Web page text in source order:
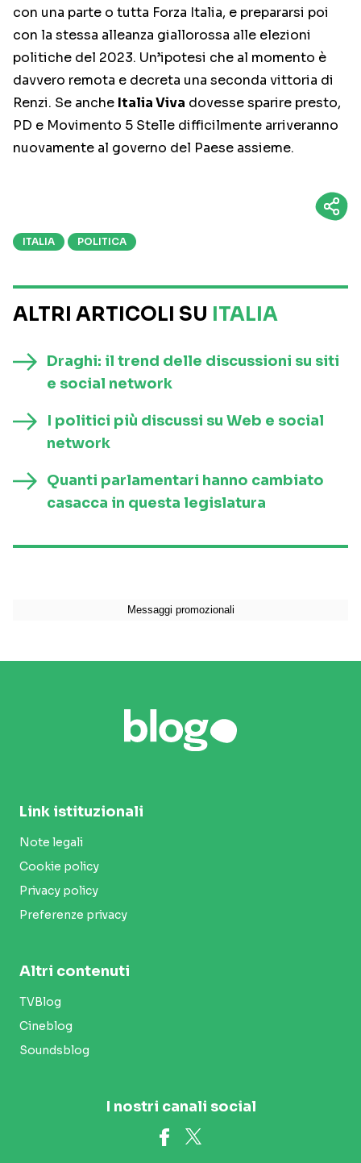
con una parte o tutta Forza Italia, e prepararsi poi
con la stessa alleanza giallorossa alle elezioni
politiche del 2023. Un’ipotesi che al momento è
davvero remota e decreta una seconda vittoria di
Renzi. Se anche Italia Viva dovesse sparire presto,
PD e Movimento 5 Stelle difficilmente arriveranno
nuovamente al governo del Paese assieme.
ITALIA POLITICA
ALTRI ARTICOLI SU ITALIA
Draghi: il trend delle discussioni su siti
e social network
I politici più discussi su Web e social
network
Quanti parlamentari hanno cambiato
casacca in questa legislatura
Link istituzionali
Note legali
Cookie policy
Privacy policy
Preferenze privacy
Altri contenuti
TVBlog
Cineblog
Soundsblog
I nostri canali social